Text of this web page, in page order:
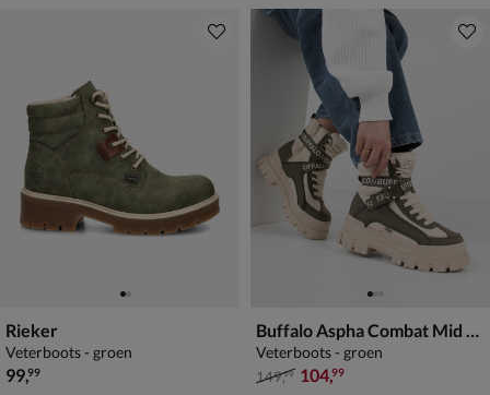
Rieker
Veterboots - groen
€ 99,99
99,99
Buffalo Aspha Combat Mid Warm
Veterboots - groen
van € 149,99 voor € 104,99
149,99 104,99